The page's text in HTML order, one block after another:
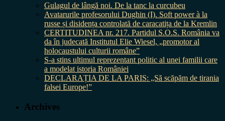
Gulagul de lângă noi. De la tanc la curcubeu
Avatarurile profesorului Dughin (I). Soft power à la
russe și disidența controlată de caracatița de la Kremlin
CERTITUDINEA nr. 217. Partidul S.O.S. România va
da în judecată Institutul Elie Wiesel, „promotor al
holocaustului culturii române”
S-a stins ultimul reprezentant politic al unei familii care
a modelat istoria României
DECLARAȚIA DE LA PARIS: „Să scăpăm de tirania
falsei Europe!”
Archives